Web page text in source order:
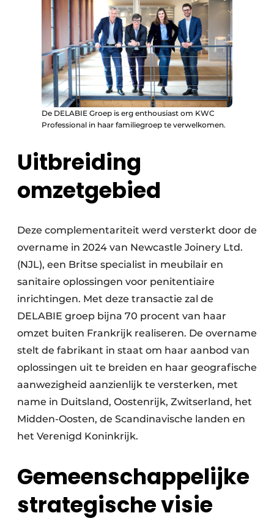
De DELABIE Groep is erg enthousiast om KWC
Professional in haar familiegroep te verwelkomen.
Uitbreiding
omzetgebied
Deze complementariteit werd versterkt door de
overname in 2024 van Newcastle Joinery Ltd.
(NJL), een Britse specialist in meubilair en
sanitaire oplossingen voor penitentiaire
inrichtingen. Met deze transactie zal de
DELABIE groep bijna 70 procent van haar
omzet buiten Frankrijk realiseren. De overname
stelt de fabrikant in staat om haar aanbod van
oplossingen uit te breiden en haar geografische
aanwezigheid aanzienlijk te versterken, met
name in Duitsland, Oostenrijk, Zwitserland, het
Midden-Oosten, de Scandinavische landen en
het Verenigd Koninkrijk.
Gemeenschappelijke
strategische visie